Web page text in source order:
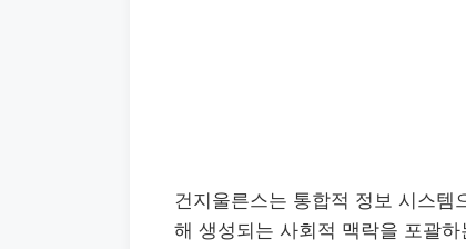
건지울른스는 통합적 정보 시스템
해 생성되는 사회적 맥락을 포괄